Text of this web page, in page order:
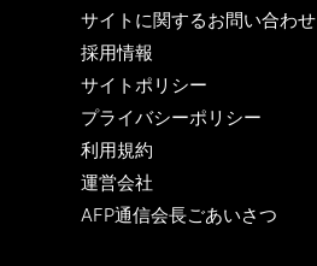
サイトに関するお問い合わせ
採用情報
サイトポリシー
プライバシーポリシー
利用規約
運営会社
AFP通信会長ごあいさつ